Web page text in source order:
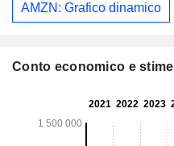
AMZN: Grafico dinamico
Conto economico e stime